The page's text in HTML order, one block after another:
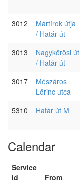
3012
Mártírok útja
/ Határ út
3013
Nagykőrösi út
/ Határ út
3017
Mészáros
Lőrinc utca
5310
Határ út M
Calendar
Service
id
From